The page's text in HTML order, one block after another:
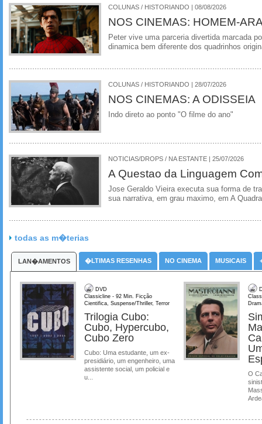
COLUNAS / HISTORIANDO | 08/08/2026
NOS CINEMAS: HOMEM-
Peter vive uma parceria divertida marcada
dinamica bem diferente dos quadrinhos
COLUNAS / HISTORIANDO | 28/07/2026
NOS CINEMAS: A ODISSEIA
Indo direto ao ponto "O filme do ano"
NOTICIAS/DROPS / NA ESTANTE | 25/07/2026
A Questao da Linguagem
Jose Geraldo Vieira executa sua forma de
sua narrativa, em grau maximo, em A
todas as m�terias
LAN�AMENTOS �LTIMAS RESENHAS NO CINEMA MUSICAIS
DVD
Classicline - 92 Min. Ficção
Cientifica, Suspense/Thriller, Terror
Trilogia Cubo:
Cubo, Hypercubo,
Cubo Zero
Cubo: Uma estudante, um ex-
presidiário, um engenheiro, uma
assistente social, um policial e
u...
O